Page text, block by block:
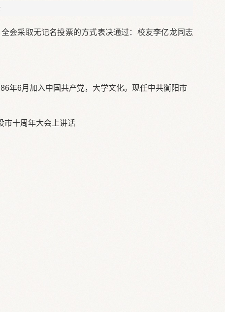
会采取无记名投票的方式表决通过：校友李亿龙同志
年6月加入中国共产党，大学文化。现任中共衡阳市
市十周年大会上讲话